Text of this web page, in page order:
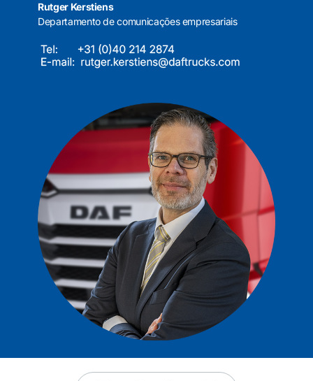
Rutger Kerstiens
Departamento de comunicações empresariais